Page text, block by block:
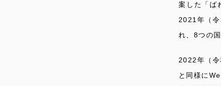
案した「ば
2021年（
れ、8つの
2022年（
と同様に